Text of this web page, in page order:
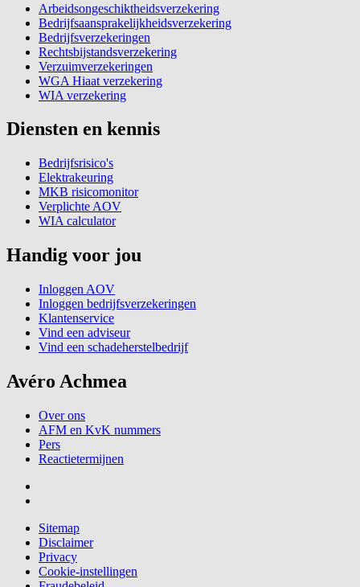
Arbeidsongeschiktheidsverzekering
Bedrijfsaansprakelijkheidsverzekering
Bedrijfsverzekeringen
Rechtsbijstandsverzekering
Verzuimverzekeringen
WGA Hiaat verzekering
WIA verzekering
Diensten en kennis
Bedrijfsrisico's
Elektrakeuring
MKB risicomonitor
Verplichte AOV
WIA calculator
Handig voor jou
Inloggen AOV
Inloggen bedrijfsverzekeringen
Klantenservice
Vind een adviseur
Vind een schadeherstelbedrijf
Avéro Achmea
Over ons
AFM en KvK nummers
Pers
Reactietermijnen
Sitemap
Disclaimer
Privacy
Cookie-instellingen